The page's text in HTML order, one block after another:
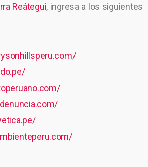
Reátegui, ingresa a los siguientes